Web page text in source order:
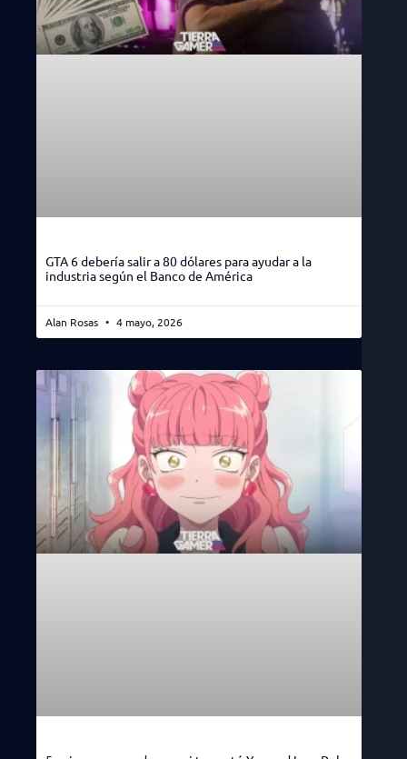
GTA 6 debería salir a 80 dólares para ayudar a la
industria según el Banco de América
Alan Rosas 4 mayo, 2026